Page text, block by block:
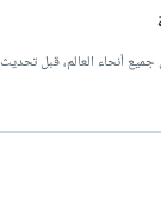
أنحاء العالم، قبل تحديث